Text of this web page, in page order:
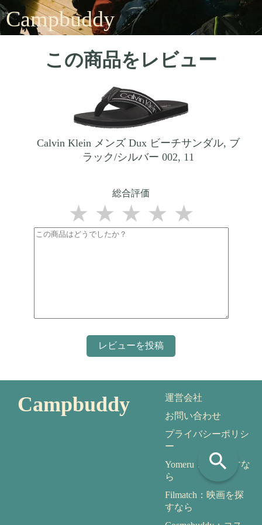
Campbuddy
この商品をレビュー
Calvin Klein メンズ Dux ビーチサンダル, ブ
ラック/シルバー 002, 11
総合評価
★
★
★
★
★
search
Campbuddy
運営会社
お問い合わせ
プライバシーポリシ
ー
Yomeru：本を探すな
ら
Filmatch：映画を探
すなら